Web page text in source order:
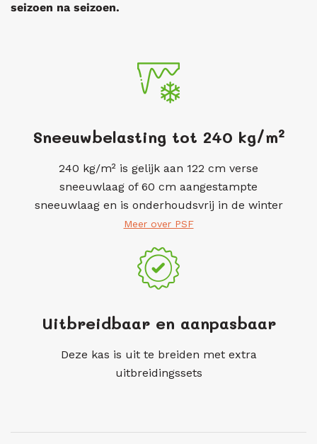
seizoen na seizoen.
Sneeuwbelasting tot 240 kg/m²
240 kg/m² is gelijk aan 122 cm verse
sneeuwlaag of 60 cm aangestampte
sneeuwlaag en is onderhoudsvrij in de winter
Meer over PSF
Uitbreidbaar en aanpasbaar
Deze kas is uit te breiden met extra
uitbreidingssets